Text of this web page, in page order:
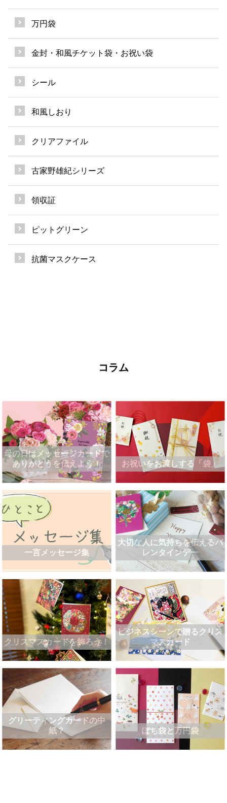
万円袋
金封・和風チケット袋・お祝い袋
シール
和風しおり
クリアファイル
古家野雄紀シリーズ
領収証
ピットグリーン
抗菌マスクケース
コラム
母の日はメッセージカードで
ありがとうを伝えよう！
お祝いをお渡しする「袋」
一言メッセージ集
大切な人に気持ちを伝えるバ
レンタインデー
クリスマスカードを飾ろう！
ビジネスシーンで贈るクリス
マスカード
グリーティングカードの中
紙？
ぽち袋と万円袋